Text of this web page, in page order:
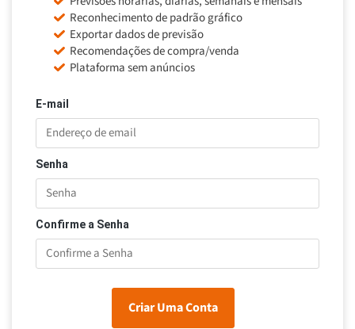
E-mail
Senha
Confirme a Senha
Criar Uma Conta
Reconhecimento de padrão gráfico
Exportar dados de previsão
Recomendações de compra/venda
Plataforma sem anúncios